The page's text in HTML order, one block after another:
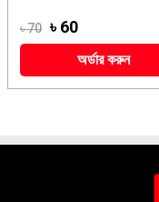
৳ 70 ৳ 60
অর্ডার করুন